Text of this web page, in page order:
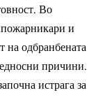
Во
пожарникари и
на одбранбената
причини.
истрага за